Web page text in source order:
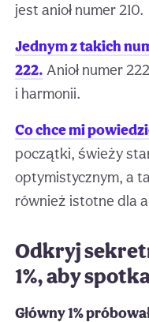
jest anioł numer 210.
Jednym z takich
222. Anioł numer
i harmonii.
Co chce mi
początki, świeży
optymistycznym, a
również istotne dla
Odkryj
1%, aby
Główny 1%